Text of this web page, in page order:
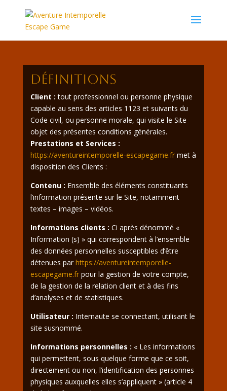
Définitions
Client : tout professionnel ou personne physique
capable au sens des articles 1123 et suivants du
Code civil, ou personne morale, qui visite le Site
objet des présentes conditions générales.
Prestations et Services :
https://aventureintemporelle-escapegame.frmet à
disposition des Clients :
Contenu : Ensemble des éléments constituants
l’information présente sur le Site, notamment
textes – images – vidéos.
Informations clients : Ci après dénommé «
Information (s) » qui correspondent à l’ensemble
des données personnelles susceptibles d’être
détenues parhttps://aventureintemporelle-
escapegame.frpour la gestion de votre compte,
de la gestion de la relation client et à des fins
d’analyses et de statistiques.
Utilisateur : Internaute se connectant, utilisant le
site susnommé.
Informations personnelles : « Les informations
qui permettent, sous quelque forme que ce soit,
directement ou non, l’identification des personnes
physiques auxquelles elles s’appliquent » (article 4